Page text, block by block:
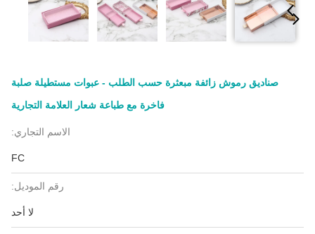
صناديق رموش زائفة مبعثرة حسب الطلب - عبوات مستطيلة صلبة
فاخرة مع طباعة شعار العلامة التجارية
الاسم التجاري:
FC
رقم الموديل:
لا أحد